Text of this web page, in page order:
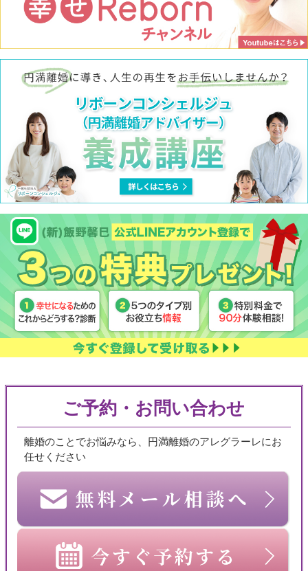
ご予約・お問い合わせ
離婚のことでお悩みなら、円満離婚のアレグラーレにお
任せください